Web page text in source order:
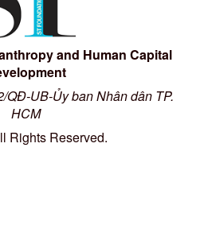
and Human Capital
QĐ-UB-Ủy ban Nhân dân TP.
HCM
Rights Reserved.